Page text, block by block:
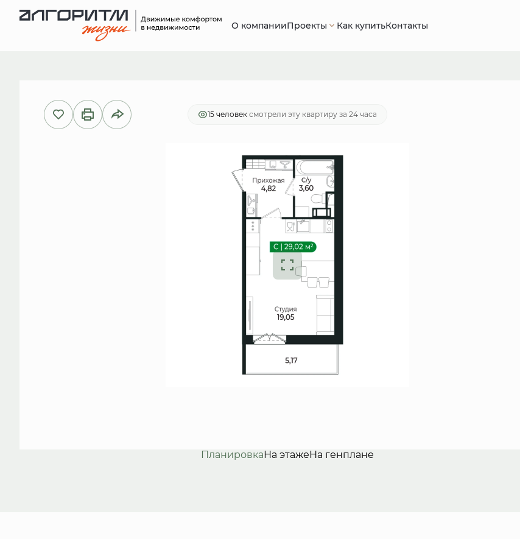
О компанииПроекты Как купитьКонтакты
Студия27.5 м25 870 068 руб.Ипотекаот 17 079 руб./мес.
15 человек смотрели эту квартиру за 24 часа
ПланировкаНа этажеНа генплане